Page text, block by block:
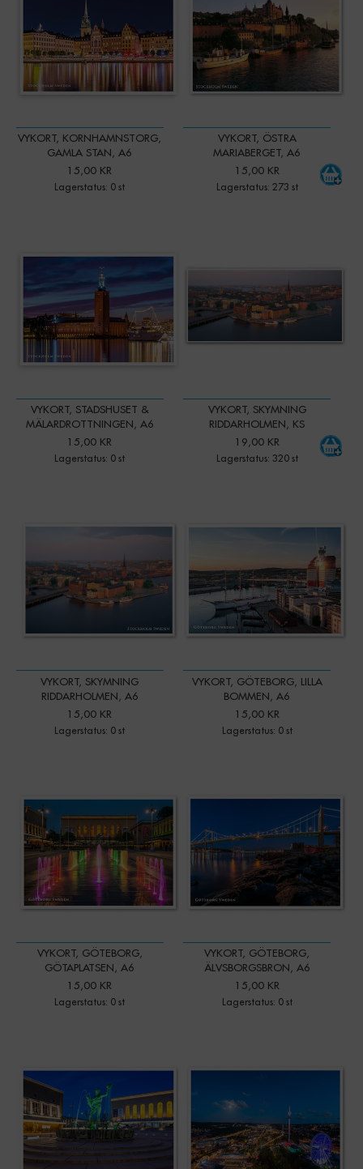
VYKORT, KORNHAMNSTORG,
GAMLA STAN, A6
15,00 KR
Lagerstatus: 0 st
VYKORT, ÖSTRA
MARIABERGET, A6
15,00 KR
Lagerstatus: 273 st
VYKORT, STADSHUSET &
MÄLARDROTTNINGEN, A6
15,00 KR
Lagerstatus: 0 st
VYKORT, SKYMNING
RIDDARHOLMEN, KS
19,00 KR
Lagerstatus: 320 st
VYKORT, SKYMNING
RIDDARHOLMEN, A6
15,00 KR
Lagerstatus: 0 st
VYKORT, GÖTEBORG, LILLA
BOMMEN, A6
15,00 KR
Lagerstatus: 0 st
VYKORT, GÖTEBORG,
GÖTAPLATSEN, A6
15,00 KR
Lagerstatus: 0 st
VYKORT, GÖTEBORG,
ÄLVSBORGSBRON, A6
15,00 KR
Lagerstatus: 0 st